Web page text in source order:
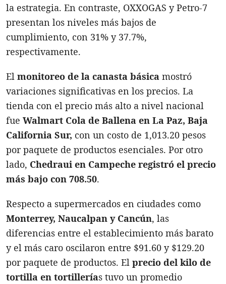
la estrategia. En contraste, OXXOGAS y Petro-7
presentan los niveles más bajos de
cumplimiento, con 31% y 37.7%,
respectivamente.
El monitoreo de la canasta básica mostró
variaciones significativas en los precios. La
tienda con el precio más alto a nivel nacional
fue Walmart Cola de Ballena en La Paz, Baja
California Sur, con un costo de 1,013.20 pesos
por paquete de productos esenciales. Por otro
lado, Chedraui en Campeche registró el precio
más bajo con 708.50.
Respecto a supermercados en ciudades como
Monterrey, Naucalpan y Cancún, las
diferencias entre el establecimiento más barato
y el más caro oscilaron entre $91.60 y $129.20
por paquete de productos. El precio del kilo de
tortilla en tortillerías tuvo un promedio